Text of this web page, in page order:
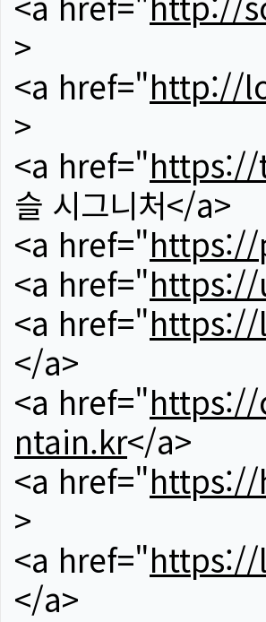
>
<a href="http://
>
<a href="
슬 시그니처</a>
<a href="
<a href="
<a href="
</a>
<a href="
ntain.kr</a>
<a href="
>
<a href="
</a>